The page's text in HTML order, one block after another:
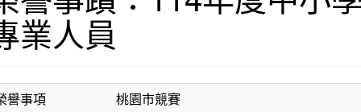
業人員
譽事項
桃園市競賽